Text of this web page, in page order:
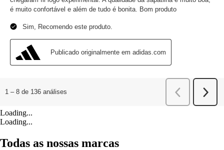
Loading...
Loading...
Todas as nossas marcas